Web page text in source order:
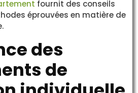
fournit des conseils
éprouvées en matière de
des
de